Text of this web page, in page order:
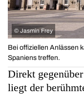
© Jasmin Frey
Bei offiziellen Anlässen
Spaniens treffen.
Direkt
liegt der